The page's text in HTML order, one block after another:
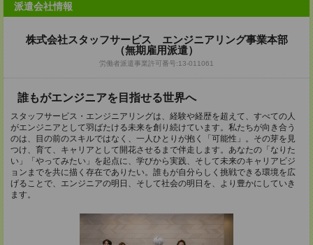
派遣会社情報
株式会社スタッフサービス エンジニアリング事業本部
（無期雇用派遣）
労働者派遣事業許可番号:13-011061
誰もがエンジニアを目指せる世界へ
スタッフサービス・エンジニアリングは、経験や経歴を超えて、すべての人
がエンジニアとして羽ばたける未来を創り続けています。私たちが向き合う
のは、目の前のスキルではなく、一人ひとりが抱く「可能性」。その芽を見
つけ、育て、キャリアとして開花させるまで伴走します。あなたの「なりた
い」「やってみたい」を起点に、学びから実践、そして未来のキャリアビジ
ョンまでを共に描く存在でありたい。誰もが自分らしく挑戦できる環境を広
げることで、エンジニアの明日、そして社会の明日を、より豊かにしていき
ます。